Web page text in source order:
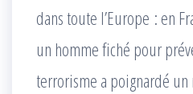
dans toute l’Europe : en
un homme fiché pour
terrorisme a poignardé